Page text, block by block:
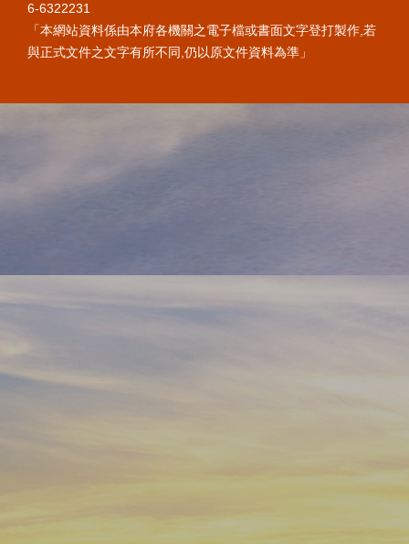
6-6322231
「本網站資料係由本府各機關之電子檔或書面文字登打製作,若
與正式文件之文字有所不同,仍以原文件資料為準」